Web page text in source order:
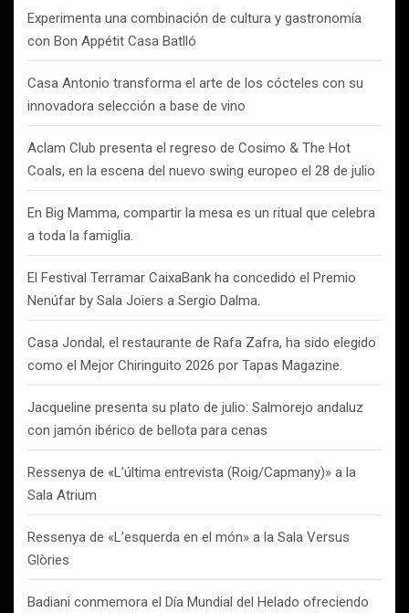
Experimenta una combinación de cultura y gastronomía
con Bon Appétit Casa Batlló
Casa Antonio transforma el arte de los cócteles con su
innovadora selección a base de vino
Aclam Club presenta el regreso de Cosimo & The Hot
Coals, en la escena del nuevo swing europeo el 28 de julio
En Big Mamma, compartir la mesa es un ritual que celebra
a toda la famiglia.
El Festival Terramar CaixaBank ha concedido el Premio
Nenúfar by Sala Joiers a Sergio Dalma.
Casa Jondal, el restaurante de Rafa Zafra, ha sido elegido
como el Mejor Chiringuito 2026 por Tapas Magazine.
Jacqueline presenta su plato de julio: Salmorejo andaluz
con jamón ibérico de bellota para cenas
Ressenya de «L’última entrevista (Roig/Capmany)» a la
Sala Atrium
Ressenya de «L’esquerda en el món» a la Sala Versus
Glòries
Badiani conmemora el Día Mundial del Helado ofreciendo